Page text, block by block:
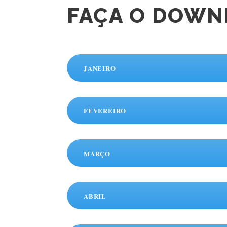
FAÇA O
JANEIRO
FEVEREIRO
MARÇO
ABRIL